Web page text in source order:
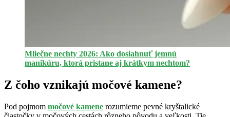
Mliečne nechty 2026: Ako dosiahnuť jemnú
manikúru, ktorá pristane aj krátkym nechtom?
Z čoho vznikajú močové kamene?
Pod pojmom močové kamene rozumieme pevné kryštalické